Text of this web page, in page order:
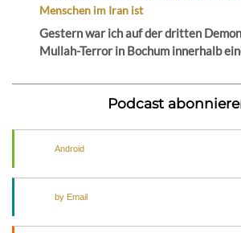
Menschen im Iran ist
Gestern war ich auf der dritten
Mullah-Terror in Bochum innerhalb
Podcast
Android
by Email